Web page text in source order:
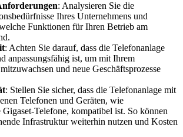
: Analysieren Sie die
Ihres Unternehmens und
Funktionen für Ihren Betrieb am
: Achten Sie darauf, dass die Telefonanlage
anpassungsfähig ist, um mit Ihrem
und neue Geschäftsprozesse
: Stellen Sie sicher, dass die Telefonanlage mit
Telefonen und Geräten, wie
Gigaset-Telefone, kompatibel ist. So können
Infrastruktur weiterhin nutzen und Kosten